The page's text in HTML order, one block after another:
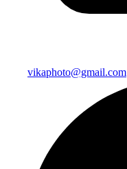
vikaphoto@gmail.com